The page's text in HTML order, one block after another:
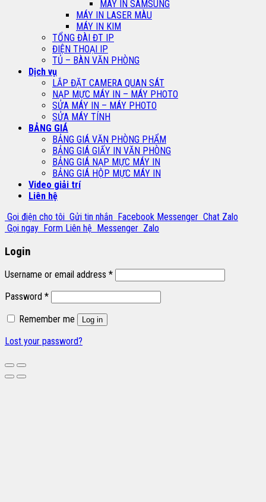
MÁY IN SAMSUNG
MÁY IN LASER MÀU
MÁY IN KIM
TỔNG ĐÀI ĐT IP
ĐIỆN THOẠI IP
TỦ – BÀN VĂN PHÒNG
Dịch vụ
LẮP ĐẶT CAMERA QUAN SÁT
NẠP MỰC MÁY IN – MÁY PHOTO
SỬA MÁY IN – MÁY PHOTO
SỬA MÁY TÍNH
BẢNG GIÁ
BẢNG GIÁ VĂN PHÒNG PHẨM
BẢNG GIÁ GIẤY IN VĂN PHÒNG
BẢNG GIÁ NẠP MỰC MÁY IN
BẢNG GIÁ HỘP MỰC MÁY IN
Video giải trí
Liên hệ
Gọi điện cho tôi Gửi tin nhắn Facebook Messenger Chat Zalo
Gọi ngay Form Liên hệ Messenger Zalo
Login
Username or email address *
Password *
Remember me
Log in
Lost your password?